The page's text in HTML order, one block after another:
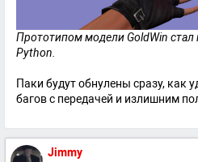
Прототипом модели GoldWin стал
Python.
Паки будут обнулены сразу, как
багов с передачей и излишним
Jimmy